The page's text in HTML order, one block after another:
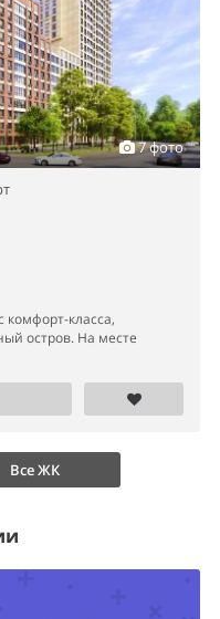
7 фото
класса,
остров. На месте
Все ЖК